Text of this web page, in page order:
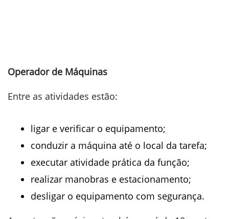
Operador de Máquinas
Entre as atividades estão:
ligar e verificar o equipamento;
conduzir a máquina até o local da tarefa;
executar atividade prática da função;
realizar manobras e estacionamento;
desligar o equipamento com segurança.